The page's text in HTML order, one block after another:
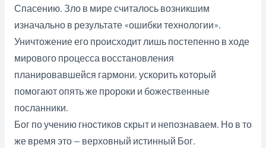
Спасению. Зло в мире считалось возникшим
изначально в результате «ошибки технологии».
Уничтожение его происходит лишь постепенно в ходе
мирового процесса восстановления
планировавшейся гармони, ускорить который
помогают опять же пророки и божественные
посланники.
Бог по учению гностиков скрыт и непознаваем. Но в то
же время это — верховный истинный Бог.